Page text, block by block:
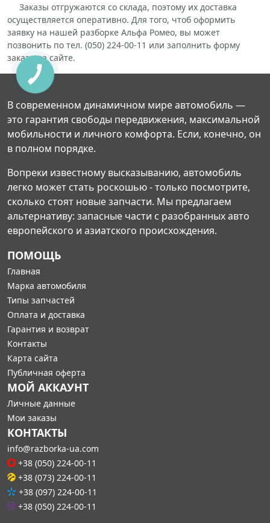
Заказы отгружаются со склада, поэтому их доставка
осуществляется оперативно. Для того, чтоб оформить
заявку на нашей разборке Альфа Ромео, вы может
позвонить по тел. (050) 224-00-11 или заполнить форму
заказа на сайте.
В современном динамичном мире автомобиль —
это гарантия свободы передвижения, максимальной
мобильности и личного комфорта. Если, конечно, он
в полном порядке.
Вопреки известному высказыванию, автомобиль
легко может стать роскошью - только посмотрите,
сколько стоят новые запчасти. Мы предлагаем
альтернативу: запасные части с разобранных авто
европейского и азиатского происхождения.
ПОМОЩЬ
Главная
Марка автомобиля
Типы запчастей
Оплата и доставка
Гарантия и возврат
Контакты
Карта сайта
Публичная оферта
МОЙ АККАУНТ
Личные данные
Мои заказы
КОНТАКТЫ
info@razborka-ua.com
+38 (050) 224-00-11
+38 (073) 224-00-11
+38 (097) 224-00-11
+38 (050) 224-00-11